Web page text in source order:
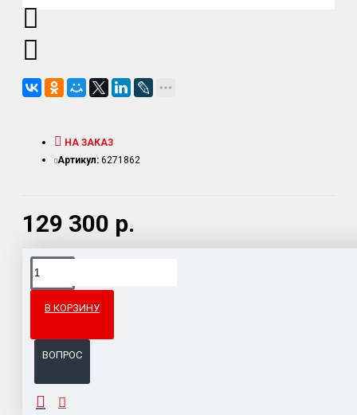
129 300 р.
НА ЗАКАЗ
Артикул: 6271862
В КОРЗИНУ
ВОПРОС
Доставка товара по всему Таможенному союзу.
ОПИСАНИЕ